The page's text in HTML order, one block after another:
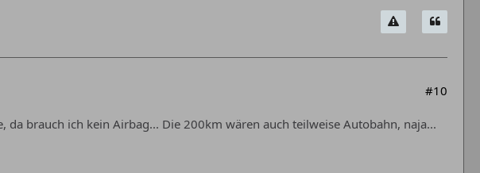
#10
brauch ich kein Airbag... Die 200km wären auch teilweise Autobahn, naja...